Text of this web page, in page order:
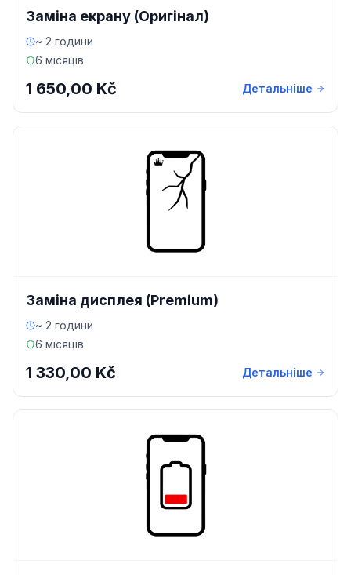
Заміна екрану (Оригінал)
~ 2 години
6 місяців
1 650,00 Kč Детальніше
Заміна дисплея (Premium)
~ 2 години
6 місяців
1 330,00 Kč Детальніше